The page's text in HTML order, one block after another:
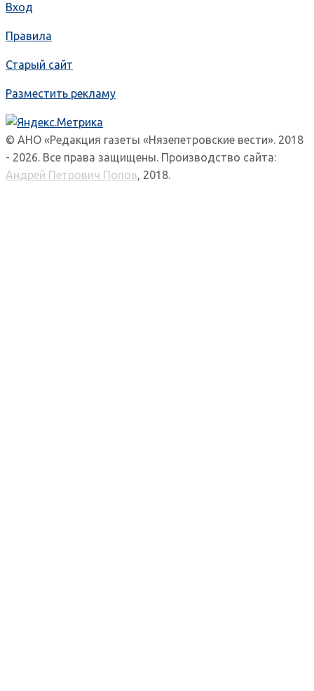
Вход
Правила
Старый сайт
Разместить рекламу
© АНО «Редакция газеты «Нязепетровские вести». 2018
- 2026. Все права защищены. Производство сайта:
Андрей Петрович Попов, 2018.